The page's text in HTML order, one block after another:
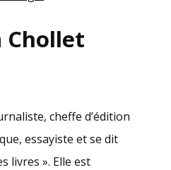
Chollet
cheffe d’édition
essayiste et se dit
livres ». Elle est